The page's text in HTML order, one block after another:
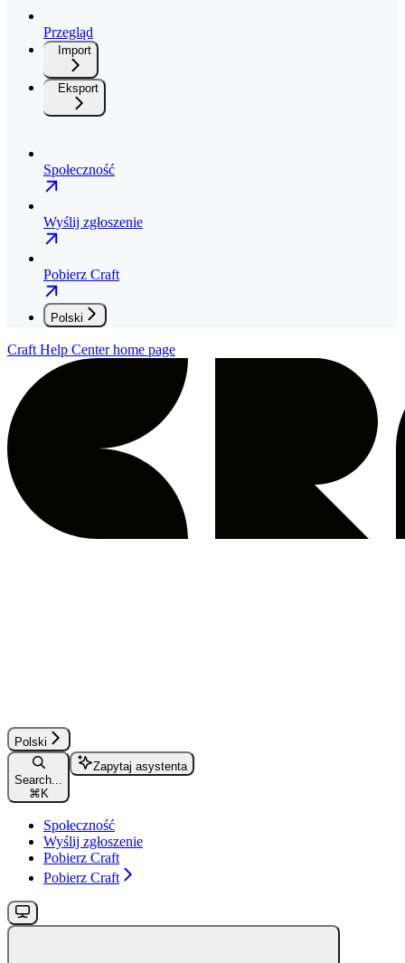
Przegląd
Import
Eksport
Społeczność
Wyślij zgłoszenie
Pobierz Craft
Polski
Craft Help Centerhome page
Polski
Search...
⌘K
Zapytaj asystenta
Społeczność
Wyślij zgłoszenie
Pobierz Craft
Pobierz Craft